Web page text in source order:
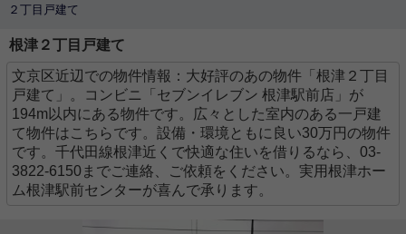
２丁目戸建て
根津２丁目戸建て
文京区近辺での物件情報：大好評のあの物件「根津２丁目
戸建て」。コンビニ「セブンイレブン 根津駅前店」が
194m以内にある物件です。広々とした室内のある一戸建
て物件はこちらです。設備・環境ともに良い30万円の物件
です。千代田線根津近くで快適な住いを借りるなら、03-
3822-6150までご連絡、ご依頼をください。実用根津ホー
ム根津駅前センターが喜んで承ります。